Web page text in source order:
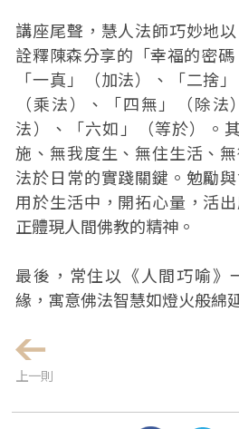
講座尾聲，慧人法師巧妙地以
詮釋陳森分享的「幸福的密
「一真」（加法）、「二捨
（乘法）、「四無」（除
法）、「六如」（等於）。
施、無我度生、無住生活、
法於日常的實踐關鍵。勉勵
用於生活中，開拓心量，活
正體現人間佛教的精神。
最後，常住以《人間巧喻》
緣，寓意佛法智慧如燈火般綿
上一則